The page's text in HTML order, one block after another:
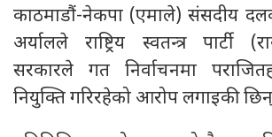
काठमाडौं-नेकपा (एमाले) संसदीय
अर्यालले राष्ट्रिय स्वतन्त्र पार्टी
सरकारले गत निर्वाचनमा
नियुक्ति गरिरहेको आरोप लगाइकी